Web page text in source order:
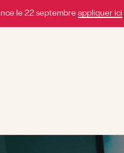
le 22 septembre appliquer ici